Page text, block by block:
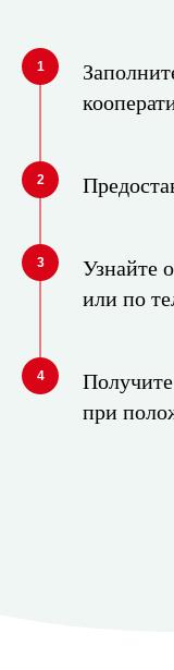
1
2
3
Узнайте
или по
4
при